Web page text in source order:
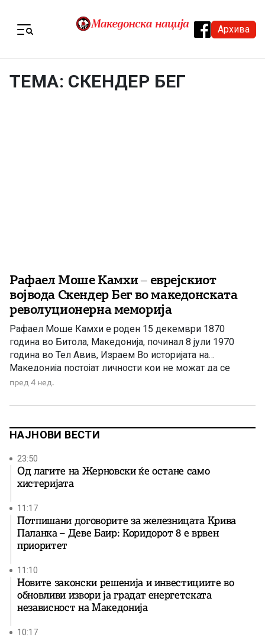
Архива
ТЕМА: СКЕНДЕР БЕГ
Рафаел Моше Камхи – еврејскиот
војвода Скендер Бег во македонската
револуционерна меморија
Рафаел Моше Камхи е роден 15 декември 1870
година во Битола, Македонија, починал 8 јули 1970
година во Тел Авив, Израем Во историјата на
Македонија постојат личности кои не можат да се
сместат само во една биографска рамка. Тие не се
настаните во кои учествувале, туку поради
пред 4 нед.
НАЈНОВИ ВЕСТИ
23:50
Од лагите на Жерновски ќе остане само
хистеријата
11:17
Потпишани договорите за железницата Крива
Паланка – Деве Баир: Коридорот 8 е врвен
приоритет
11:10
Новите законски решенија и инвестициите во
обновливи извори ја градат енергетската
независност на Македонија
10:17